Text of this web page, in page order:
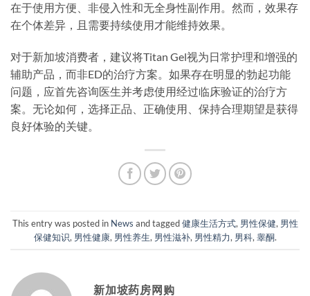
在于使用方便、非侵入性和无全身性副作用。然而，效果存
在个体差异，且需要持续使用才能维持效果。
对于新加坡消费者，建议将Titan Gel视为日常护理和增强的
辅助产品，而非ED的治疗方案。如果存在明显的勃起功能
问题，应首先咨询医生并考虑使用经过临床验证的治疗方
案。无论如何，选择正品、正确使用、保持合理期望是获得
良好体验的关键。
This entry was posted in News and tagged健康生活方式, 男性保健, 男性
保健知识, 男性健康, 男性养生, 男性滋补, 男性精力, 男科, 睾酮.
新加坡药房网购